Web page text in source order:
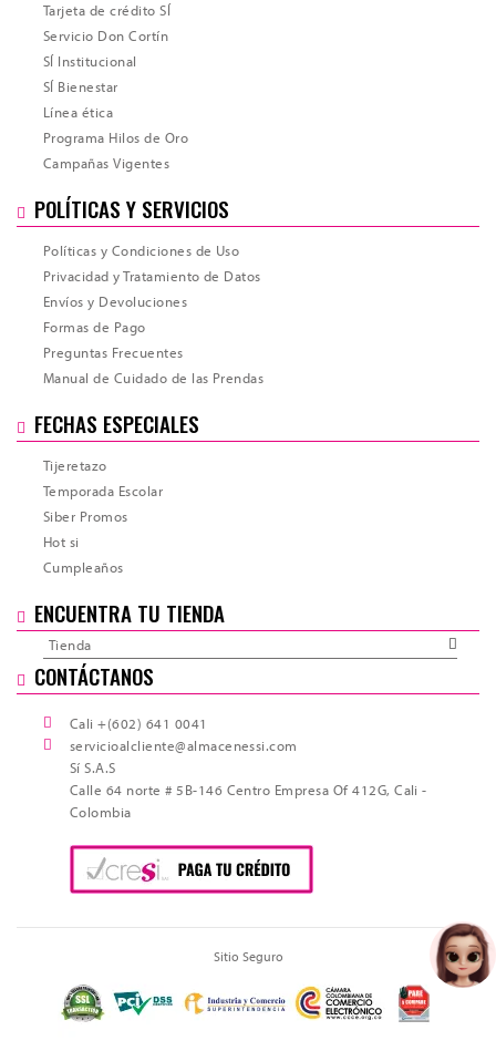
Tarjeta de crédito SÍ
Servicio Don Cortín
SÍ Institucional
SÍ Bienestar
Línea ética
Programa Hilos de Oro
Campañas Vigentes
POLÍTICAS Y SERVICIOS
Políticas y Condiciones de Uso
Privacidad y Tratamiento de Datos
Envíos y Devoluciones
Formas de Pago
Preguntas Frecuentes
Manual de Cuidado de las Prendas
FECHAS ESPECIALES
Tijeretazo
Temporada Escolar
Siber Promos
Hot si
Cumpleaños
ENCUENTRA TU TIENDA
Tienda
CONTÁCTANOS
Cali +(602) 641 0041
servicioalcliente@almacenessi.com
Sí S.A.S
Calle 64 norte # 5B-146 Centro Empresa Of 412G, Cali -
Colombia
Sitio Seguro